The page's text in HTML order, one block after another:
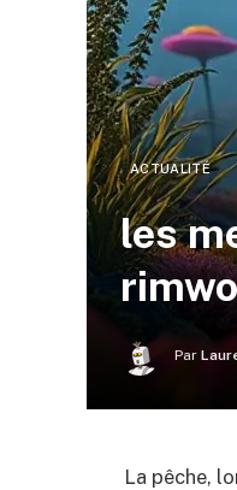
ACTUALITÉ
les
Par
La pêche,